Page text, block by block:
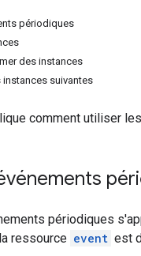
périodiques
des instances
instances suivantes
comment utiliser les
périodiques
ressource event est